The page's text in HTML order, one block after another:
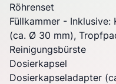
Röhrenset
Füllkammer -
(ca. Ø 30 mm),
Reinigungsbürste
Dosierkapsel
Dosierkapseladapter